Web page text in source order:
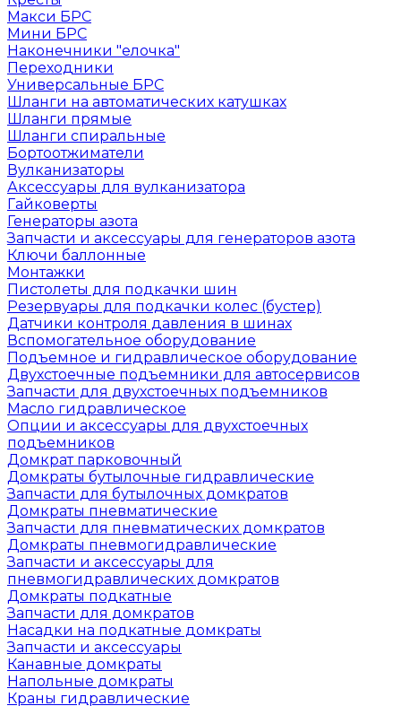
Макси БРС
Мини БРС
Наконечники "елочка"
Переходники
Универсальные БРС
Шланги на автоматических катушках
Шланги прямые
Шланги спиральные
Бортоотжиматели
Вулканизаторы
Аксессуары для вулканизатора
Гайковерты
Генераторы азота
Запчасти и аксессуары для генераторов азота
Ключи баллонные
Монтажки
Пистолеты для подкачки шин
Резервуары для подкачки колес (бустер)
Датчики контроля давления в шинах
Вспомогательное оборудование
Подъемное и гидравлическое оборудование
Двухстоечные подъемники для автосервисов
Запчасти для двухстоечных подъемников
Масло гидравлическое
Опции и аксессуары для двухстоечных
подъемников
Домкрат парковочный
Домкраты бутылочные гидравлические
Запчасти для бутылочных домкратов
Домкраты пневматические
Запчасти для пневматических домкратов
Домкраты пневмогидравлические
Запчасти и аксессуары для
пневмогидравлических домкратов
Домкраты подкатные
Запчасти для домкратов
Насадки на подкатные домкраты
Запчасти и аксессуары
Канавные домкраты
Напольные домкраты
Краны гидравлические